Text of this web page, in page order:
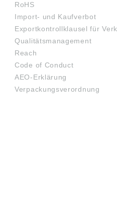
RoHS
Import- und Kaufverbot
Exportkontrollklausel für
Qualitätsmanagement
Reach
Code of Conduct
AEO-Erklärung
Verpackungsverordnung